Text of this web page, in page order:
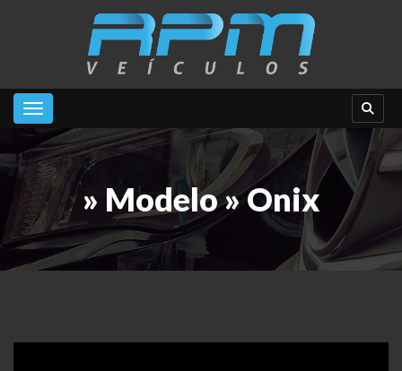
Toggle navigation
» Modelo » Onix